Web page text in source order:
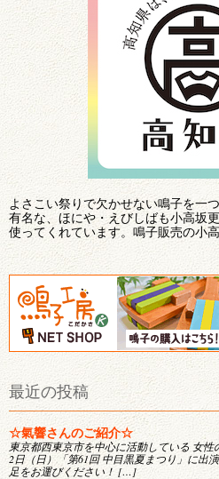
よさこい祭りで欠かせない鳴子を一
有名な、ほにや・えびしばも小高坂
使ってくれています。鳴子販売の小
最近の投稿
☆氣響さんのご紹介☆
東京都西東京市を中心に活動している 女
2日（日）「第61回 中目黒夏まつり」に出
足をお運びください！ […]